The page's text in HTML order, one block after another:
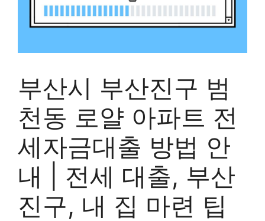
부산시 부산진구 범
천동 로얄 아파트 전
세자금대출 방법 안
내 | 전세 대출, 부산
진구, 내 집 마련 팁